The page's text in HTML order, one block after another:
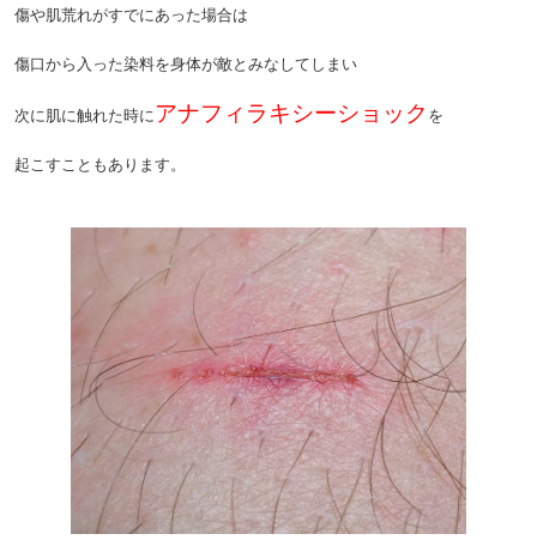
傷や肌荒れがすでにあった場合は
傷口から入った染料を身体が敵とみなしてしまい
次に肌に触れた時に アナフィラキシーショック を
起こすこともあります。